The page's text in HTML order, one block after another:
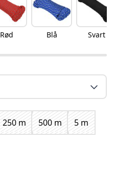
Rød Blå Svart
250 m 500 m
5 m